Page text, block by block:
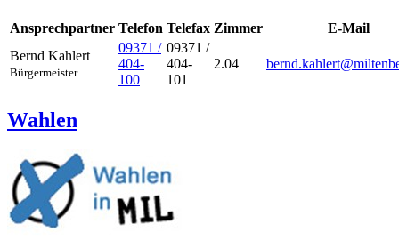
Ansprechpartner Telefon Telefax Zimmer
E-Mail
Bernd Kahlert
Bürgermeister
09371 /
404-
100
09371 /
404-
101
2.04
Wahlen